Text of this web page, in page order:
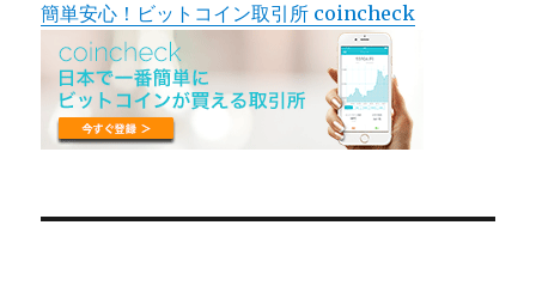
簡単安心！ビットコイン取引所 coincheck